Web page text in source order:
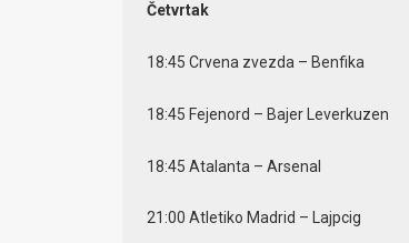
Četvrtak
18:45 Crvena zvezda – Benfika
18:45 Fejenord – Bajer Leverkuzen
18:45 Atalanta – Arsenal
21:00 Atletiko Madrid – Lajpcig